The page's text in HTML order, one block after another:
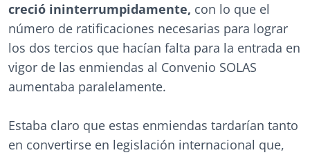
creció ininterrumpidamente, con lo que el
número de ratificaciones necesarias para lograr
los dos tercios que hacían falta para la entrada en
vigor de las enmiendas al Convenio SOLAS
aumentaba paralelamente.
Estaba claro que estas enmiendas tardarían tanto
en convertirse en legislación internacional que,